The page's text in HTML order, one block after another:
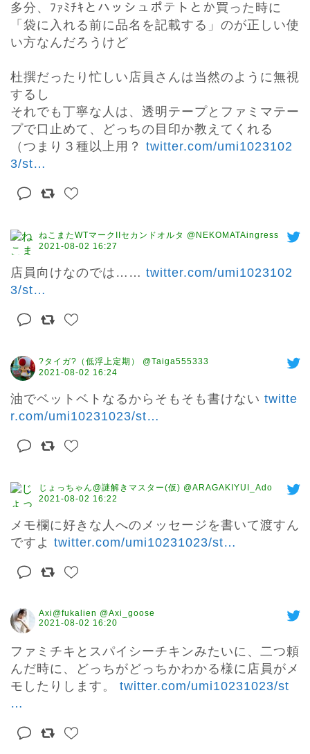
多分、ﾌｧﾐﾁｷとハッシュポテトとか買った時に
「袋に入れる前に品名を記載する」のが正しい使
い方なんだろうけど
杜撰だったり忙しい店員さんは当然のように無視
するし
それでも丁寧な人は、透明テープとファミマテー
プで口止めて、どっちの目印か教えてくれる
（つまり３種以上用？ twitter.com/umi1023102
3/st…
ねこまたWTマークIIセカンドオルタ @NEKOMATAingress
2021-08-02 16:27
店員向けなのでは…… twitter.com/umi1023102
3/st…
?タイガ?（低浮上定期） @Taiga555333
2021-08-02 16:24
油でベットベトなるからそもそも書けない twitte
r.com/umi10231023/st…
じょっちゃん@謎解きマスター(仮) @ARAGAKIYUI_Ado
2021-08-02 16:22
メモ欄に好きな人へのメッセージを書いて渡すん
ですよ twitter.com/umi10231023/st…
Axi@fukalien @Axi_goose
2021-08-02 16:20
ファミチキとスパイシーチキンみたいに、二つ頼
んだ時に、どっちがどっちかわかる様に店員がメ
モしたりします。 twitter.com/umi10231023/st
…